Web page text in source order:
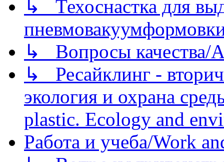
↳ Техоснастка для
↳ Вопросы качества/
↳ Ресайклинг -
экология и охрана
plastic. Ecology and
Работа и учеба/Work